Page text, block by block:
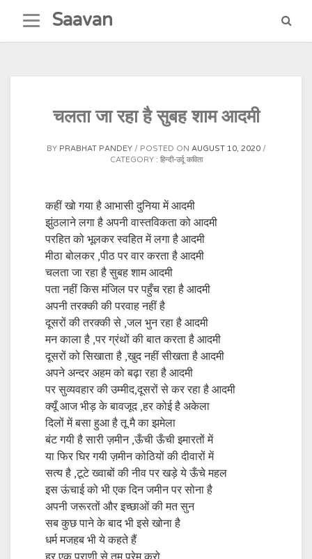
content
Saavan
चलता जा रहा है सुबह शाम आदमी
BY PRABHAT PANDEY POSTED ON AUGUST 10, 2020
CATEGORY : हिन्दी-उर्दू कविता
कहीं खो गया है आभासी दुनिया में आदमी
झुंठलाने लगा है अपनी वास्तविकता को आदमी
परहित को भूलकर स्वहित में लगा है आदमी
मीठा बोलकर ,पीठ पर वार करता है आदमी
चलता जा रहा है सुबह शाम आदमी
पता नहीं किस मंजिल पर पहुँच रहा है आदमी
अपनी तरक्की की परवाह नहीं है
दूसरों की तरक्की से ,जल भुन रहा है आदमी
मन काला है ,पर ग्रंथों की बात करता है आदमी
दूसरों को सिखाता है ,खुद नहीं सीखता है आदमी
अपने अन्दर अहम को बढ़ा रहा है आदमी
पर सुव्यवहार की उम्मीद,दूसरों से कर रहा है आदमी
क्यूँ आज भीड़ के बावजूद ,हर कोई है अकेला
दिलों में बसा हुआ है तू मै का झमेला
बंट गयी है सारी ज़मीन ,ऊँची ऊँची इमारतों में
या फिर घिर गयी ज़मीन कोठियों की दीवारों में
सत्य है ,टूटे ख्वाबों की नीव पर खड़े ये ऊँचे महल
इस ऊंचाई को भी एक दिन जमीन पर सोना है
अपनी जरूरतों और इच्छाओं की मत सुन
सब कुछ पाने के बाद भी इसे खोना है
धर्म मजहब भी ये कहते हैं